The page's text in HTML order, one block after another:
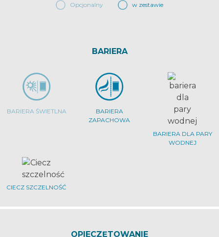
Opcjonalny w zestawie
BARIERA
BARIERA ŚWIETLNA
BARIERA
ZAPACHOWA
BARIERA DLA PARY
WODNEJ
CIECZ SZCZELNOŚĆ
OPIECZĘTOWANIE